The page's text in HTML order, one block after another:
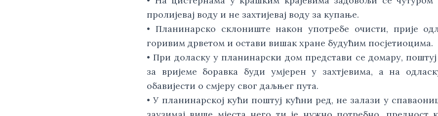
пролијевај воду и не захтијевај воду за купање.
• Планинарско склониште након употребе очисти, прије
горивим дрветом и остави вишак хране будућим посјетиоцима.
• При доласку у планинарски дом представи се домару, поштуј
за вријеме боравка буди умјерен у захтјевима, а на
обавијести о смјеру свог даљњег пута.
• У планинарској кући поштуј кућни ред, не залази у